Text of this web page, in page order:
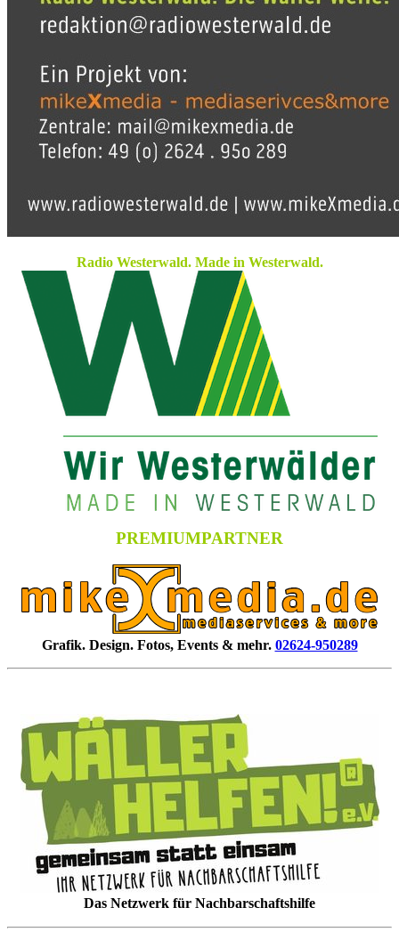
Radio Westerwald. Made in Westerwald.
PREMIUMPARTNER
Grafik. Design. Fotos, Events & mehr. 02624-950289
Das Netzwerk für Nachbarschaftshilfe